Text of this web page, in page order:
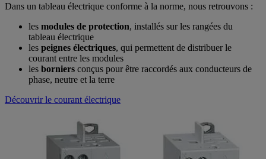
Dans un tableau électrique conforme à la norme, nous retrouvons :
les modules de protection, installés sur les rangées du
tableau électrique
les peignes électriques, qui permettent de distribuer le
courant entre les modules
les borniers conçus pour être raccordés aux conducteurs de
phase, neutre et la terre
Découvrir le courant électrique